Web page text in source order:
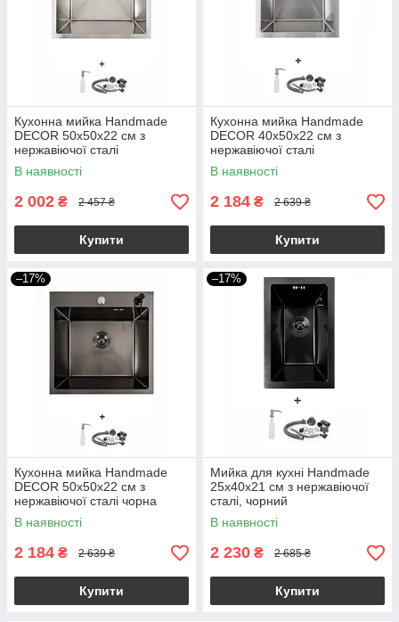
Кухонна мийка Handmade
DECOR 50х50х22 см з
нержавіючої сталі
В наявності
2 002 ₴ 2 457 ₴
Купити
Кухонна мийка Handmade
DECOR 40х50х22 см з
нержавіючої сталі
В наявності
2 184 ₴ 2 639 ₴
Купити
–17%
Кухонна мийка Handmade
DECOR 50х50х22 см з
нержавіючої сталі чорна
В наявності
2 184 ₴ 2 639 ₴
Купити
–17%
Мийка для кухні Handmade
25x40х21 см з нержавіючої
сталі, чорний
В наявності
2 230 ₴ 2 685 ₴
Купити